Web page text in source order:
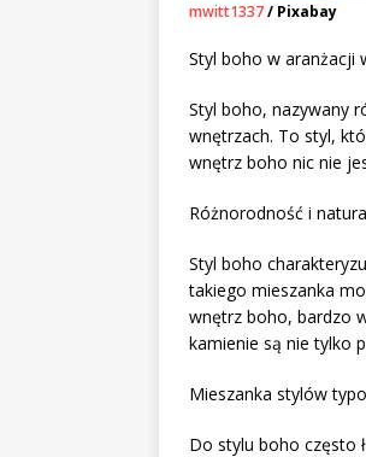
mwitt1337/ Pixabay
Styl boho w aranżacji
Styl boho, nazywany
wnętrzach. To styl,
wnętrz boho nic nie
Różnorodność i
Styl boho
takiego mieszanka
wnętrz boho, bardzo
kamienie są nie tylko
Mieszanka stylów
Do stylu boho często